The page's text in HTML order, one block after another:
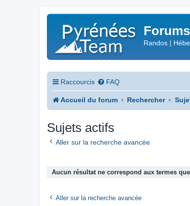
Randos |
Raccourcis FAQ
Accueil du forum Rechercher
Sujets actifs
Aller sur la recherche avancée
Aucun résultat ne correspond aux termes
Aller sur la recherche avancée